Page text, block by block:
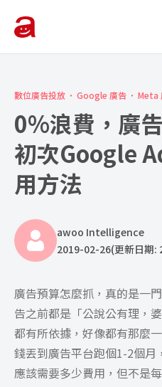
數位廣告投放 Google 廣告 Meta
0%浪費，廣
初次Google
用方法
awoo Intelligence
2019-02-26(更新日期:
廣告預算怎麼抓，真的是一
告之前都是「公說公有理，
都有所依據，好像都有那麼
錢丟到廣告平台跑個1-2個月
應該需要多少費用，但不是